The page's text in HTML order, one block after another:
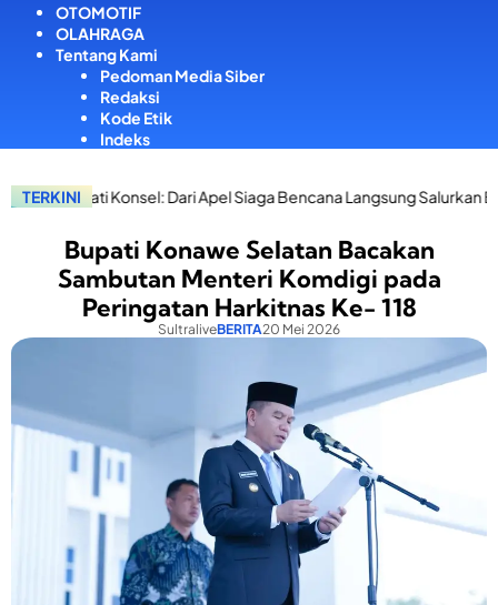
OTOMOTIF
OLAHRAGA
Tentang Kami
Pedoman Media Siber
Redaksi
Kode Etik
Indeks
TERKINI
Dari Apel Siaga Bencana Langsung Salurkan Bantuan Korban
Bupati Konawe Selatan Bacakan
Sambutan Menteri Komdigi pada
Peringatan Harkitnas Ke- 118
SultraliveBERITA20 Mei 2026